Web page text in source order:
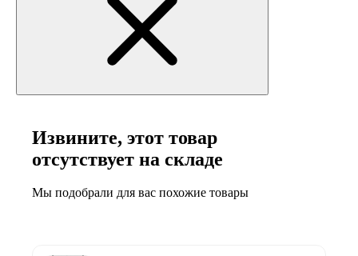
Извините, этот товар
отсутствует на складе
Мы подобрали для вас похожие товары